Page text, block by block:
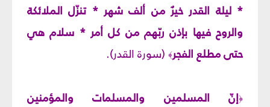
* ليلة القدر خيرٌ من ألف شهر * تنزّل الملائكة
والروح فيها بإذن ربّهم من كل أمر * سلام هي
حتى مطلع الفجر﴾ (سورة القدر).
﴿إنّ المسلمين والمسلمات والمؤمنين